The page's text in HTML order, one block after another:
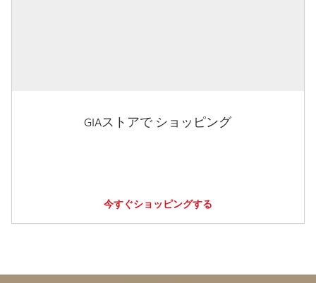
GIAストアで ショッピング
今すぐショッピングする